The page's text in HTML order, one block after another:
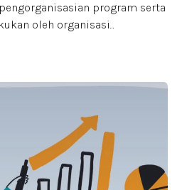
program serta
oleh organisasi...